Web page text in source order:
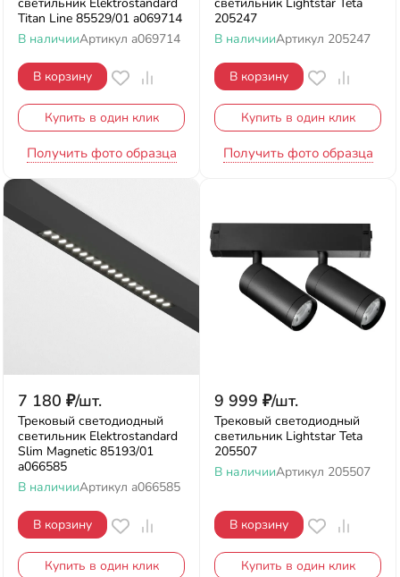
Titan Line 85529/01 a069714
В наличииАртикул a069714
В корзину
Купить в один клик
Получить фото образца
205247
В наличииАртикул 205247
В корзину
Купить в один клик
Получить фото образца
7 180 ₽/шт.
Трековый светодиодный
светильник Elektrostandard
Slim Magnetic 85193/01
a066585
В наличииАртикул a066585
В корзину
Купить в один клик
9 999 ₽/шт.
Трековый светодиодный
светильник Lightstar Teta
205507
В наличииАртикул 205507
В корзину
Купить в один клик